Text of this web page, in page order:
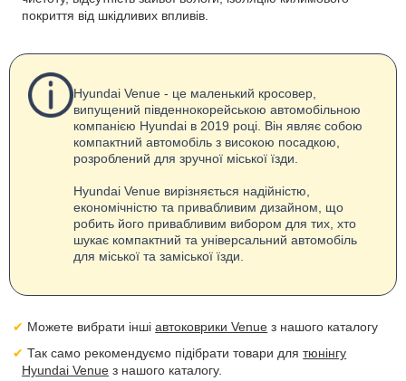
покриття від шкідливих впливів.
Hyundai Venue - це маленький кросовер,
випущений південнокорейською автомобільною
компанією Hyundai в 2019 році. Він являє собою
компактний автомобіль з високою посадкою,
розроблений для зручної міської їзди.
Hyundai Venue вирізняється надійністю,
економічністю та привабливим дизайном, що
робить його привабливим вибором для тих, хто
шукає компактний та універсальний автомобіль
для міської та заміської їзди.
Можете вибрати іншіавтоковрики Venue з нашого каталогу
Так само рекомендуємо підібрати товари длятюнінгу
Hyundai Venue з нашого каталогу.